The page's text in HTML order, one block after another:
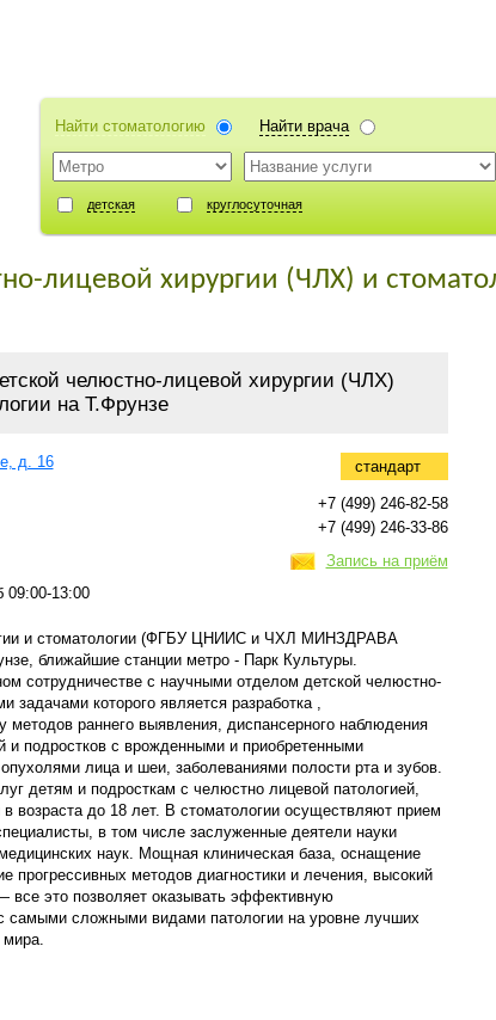
Найти стоматологию Найти врача
детская круглосуточная
лицевой хирургии (ЧЛХ) и
челюстно-лицевой хирургии (ЧЛХ)
на Т.Фрунзе
стандарт
д. 16
09:00-13:00
+7 (499) 246-82-58
+7 (499) 246-33-86
Запись на приём
и стоматологии (ФГБУ ЦНИИС и ЧХЛ МИНЗДРАВА
ближайшие станции метро - Парк Культуры.
сотрудничестве с научными отделом детской челюстно-
задачами которого является разработка ,
методов раннего выявления, диспансерного наблюдения
и подростков с врожденными и приобретенными
лица и шеи, заболеваниями полости рта и зубов.
детям и подросткам с челюстно лицевой патологией,
возраста до 18 лет. В стоматологии осуществляют прием
в том числе заслуженные деятели науки
наук. Мощная клиническая база, оснащение
прогрессивных методов диагностики и лечения, высокий
это позволяет оказывать эффективную
сложными видами патологии на уровне лучших
мира.